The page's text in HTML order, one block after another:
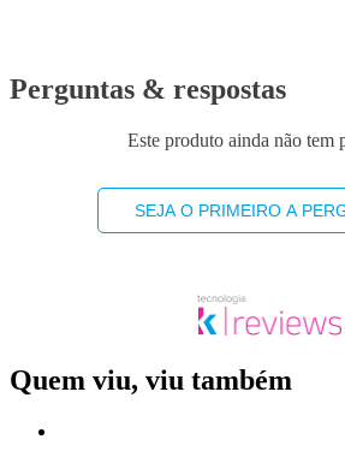
Perguntas & respostas
Este produto ainda não tem
SEJA O PRIMEIRO A
Quem viu, viu também